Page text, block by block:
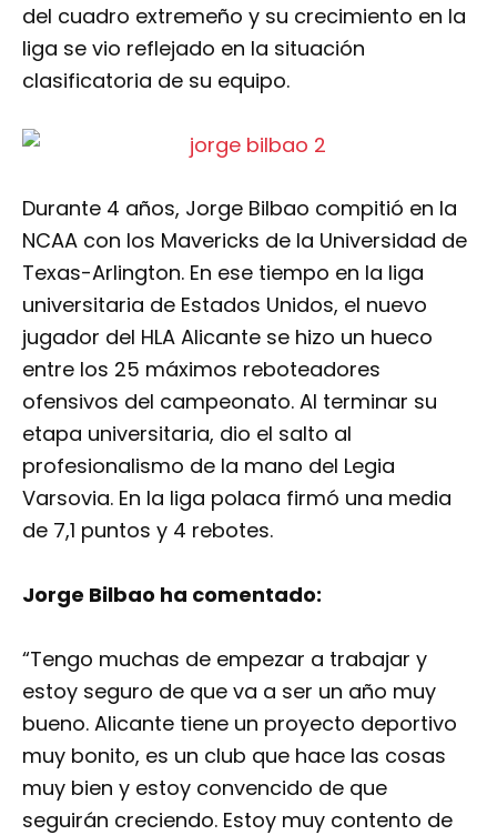
del cuadro extremeño y su crecimiento en la
liga se vio reflejado en la situación
clasificatoria de su equipo.
Durante 4 años, Jorge Bilbao compitió en la
NCAA con los Mavericks de la Universidad de
Texas-Arlington. En ese tiempo en la liga
universitaria de Estados Unidos, el nuevo
jugador del HLA Alicante se hizo un hueco
entre los 25 máximos reboteadores
ofensivos del campeonato. Al terminar su
etapa universitaria, dio el salto al
profesionalismo de la mano del Legia
Varsovia. En la liga polaca firmó una media
de 7,1 puntos y 4 rebotes.
Jorge Bilbao ha comentado:
“Tengo muchas de empezar a trabajar y
estoy seguro de que va a ser un año muy
bueno. Alicante tiene un proyecto deportivo
muy bonito, es un club que hace las cosas
muy bien y estoy convencido de que
seguirán creciendo. Estoy muy contento de